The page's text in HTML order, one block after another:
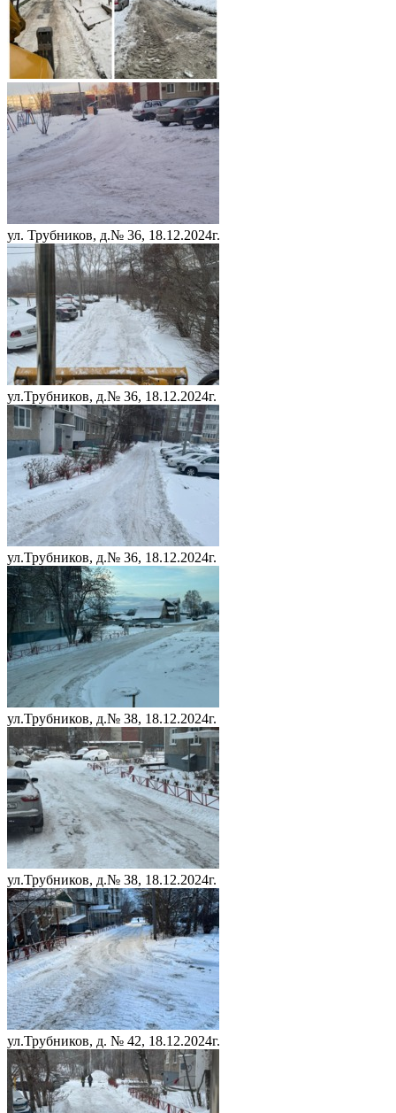
ул. Трубников, д.№ 36, 18.12.2024г.
ул.Трубников, д.№ 36, 18.12.2024г.
ул.Трубников, д.№ 36, 18.12.2024г.
ул.Трубников, д.№ 38, 18.12.2024г.
ул.Трубников, д.№ 38, 18.12.2024г.
ул.Трубников, д. № 42, 18.12.2024г.